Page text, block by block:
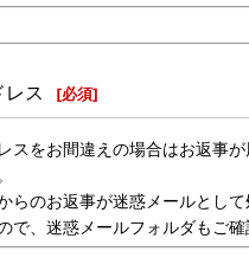
レス [必須]
スをお間違えの場合はお返事
らのお返事が迷惑メールとし
で、迷惑メールフォルダもご確